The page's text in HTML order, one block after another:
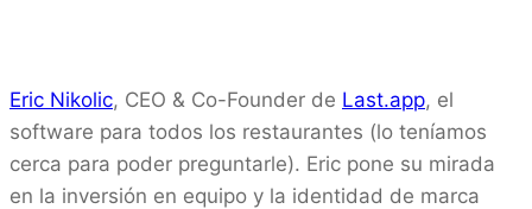
Eric Nikolic, CEO & Co-Founder de Last.app, el
software para todos los restaurantes (lo teníamos
cerca para poder preguntarle). Eric pone su mirada
en la inversión en equipo y la identidad de marca